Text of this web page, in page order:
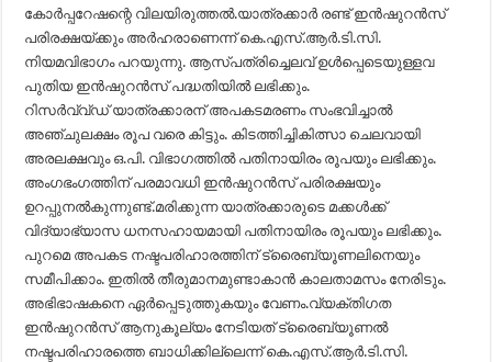
കോര്‍പ്പറേഷന്റെ വിലയിരുത്തല്‍.യാത്രക്കാര്‍ രണ്ട് ഇന്‍ഷുറന്‍സ്
പരിരക്ഷയ്ക്കും അര്‍ഹരാണെന്ന് കെ.എസ്.ആര്‍.ടി.സി.
നിയമവിഭാഗം പറയുന്നു. ആസ്​പത്രിച്ചെലവ് ഉള്‍പ്പെടെയുള്ളവ
പുതിയ ഇന്‍ഷുറന്‍സ് പദ്ധതിയില്‍ ലഭിക്കും.
റിസര്‍വ്വ്ഡ് യാത്രക്കാരന് അപകടമരണം സംഭവിച്ചാല്‍
അഞ്ചുലക്ഷം രൂപ വരെ കിട്ടും. കിടത്തിച്ചികിത്സാ ചെലവായി
അരലക്ഷവും ഒ.പി. വിഭാഗത്തില്‍ പതിനായിരം രൂപയും ലഭിക്കും.
അംഗഭംഗത്തിന് പരമാവധി ഇന്‍ഷുറന്‍സ് പരിരക്ഷയും
ഉറപ്പുനല്‍കുന്നുണ്ട്.മരിക്കുന്ന യാത്രക്കാരുടെ മക്കള്‍ക്ക്
വിദ്യാഭ്യാസ ധനസഹായമായി പതിനായിരം രൂപയും ലഭിക്കും.
പുറമെ അപകട നഷ്ടപരിഹാരത്തിന് ട്രൈബ്യൂണലിനെയും
സമീപിക്കാം. ഇതില്‍ തീരുമാനമുണ്ടാകാന്‍ കാലതാമസം നേരിടും.
അഭിഭാഷകനെ ഏര്‍പ്പെടുത്തുകയും വേണം.വ്യക്തിഗത
ഇന്‍ഷുറന്‍സ് ആനുകൂല്യം നേടിയത് ട്രൈബ്യൂണല്‍
നഷ്ടപരിഹാരത്തെ ബാധിക്കില്ലെന്ന് കെ.എസ്.ആര്‍.ടി.സി.